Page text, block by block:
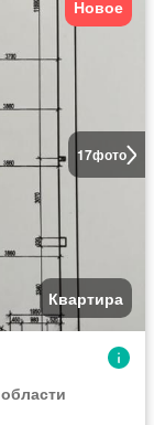
17фото
Новое
Квартира